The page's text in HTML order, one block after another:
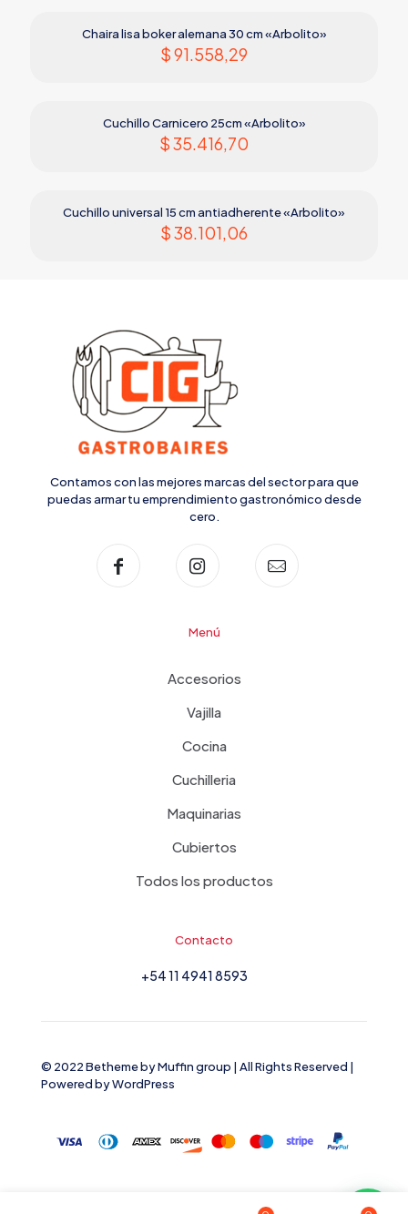
Chaira lisa boker alemana 30 cm «Arbolito»
$91.558,29
Cuchillo Carnicero 25cm «Arbolito»
$35.416,70
Cuchillo universal 15 cm antiadherente «Arbolito»
$38.101,06
Contamos con las mejores marcas del sector para que
puedas armar tu emprendimiento gastronómico desde
cero.
Menú
Accesorios
Vajilla
Cocina
Cuchilleria
Maquinarias
Cubiertos
Todos los productos
Contacto
+54 11 4941 8593
© 2022 Betheme byMuffin group | All Rights Reserved |
Powered byWordPress